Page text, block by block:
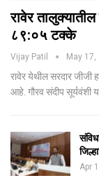
रावेर
८९:०५ टक्के
Vijay Patil May 17,
रावेर येथील सरदार जीजी
आहे. गौरव संदीप सूर्यवंशी
Apr